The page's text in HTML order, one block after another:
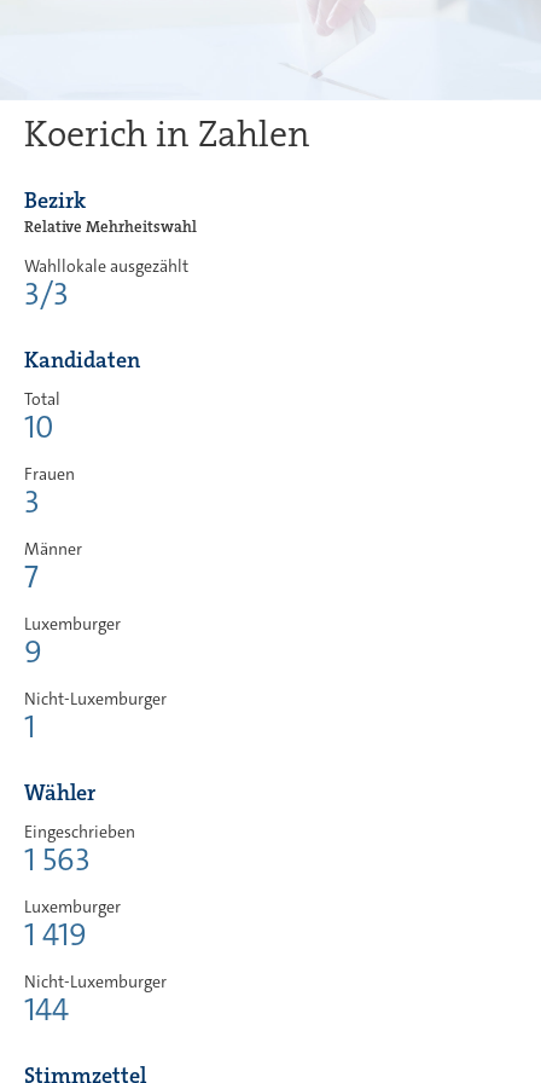
Koerich in Zahlen
Bezirk
Relative Mehrheitswahl
Wahllokale ausgezählt
3/3
Kandidaten
Total
10
Frauen
3
Männer
7
Luxemburger
9
Nicht-Luxemburger
1
Wähler
Eingeschrieben
1 563
Luxemburger
1 419
Nicht-Luxemburger
144
Stimmzettel